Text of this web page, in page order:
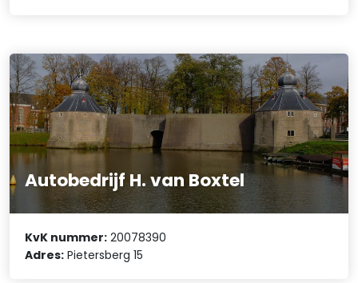
Autobedrijf H. van Boxtel
KvK nummer: 20078390
Adres: Pietersberg 15